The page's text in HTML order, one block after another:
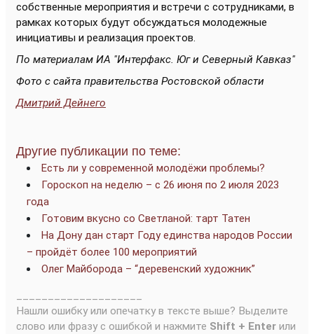
собственные мероприятия и встречи с сотрудниками, в
рамках которых будут обсуждаться молодежные
инициативы и реализация проектов.
По материалам ИА "Интерфакс. Юг и Северный Кавказ"
Фото с сайта правительства Ростовской области
Дмитрий Дейнего
Другие публикации по теме:
Есть ли у современной молодёжи проблемы?
Гороскоп на неделю – с 26 июня по 2 июля 2023
года
Готовим вкусно со Светланой: тарт Татен
На Дону дан старт Году единства народов России
– пройдёт более 100 мероприятий
Олег Майборода – “деревенский художник”
Нашли ошибку или опечатку в тексте выше? Выделите
слово или фразу с ошибкой и нажмите Shift + Enter или